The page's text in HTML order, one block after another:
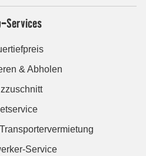
Services
& Abholen
Service